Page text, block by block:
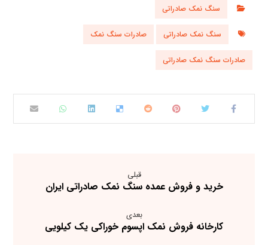
سنگ نمک صادراتی
سنگ نمک صادراتی صادرات سنگ نمک
صادرات سنگ نمک صادراتی
قبلی
خرید و فروش عمده سنگ نمک صادراتی ایران
بعدی
کارخانه فروش نمک اپسوم خوراکی یک کیلویی